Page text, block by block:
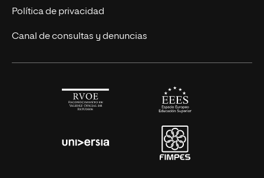
Alianza Newman
Actualidad
Solicita información
Política de privacidad
Canal de consultas y denuncias